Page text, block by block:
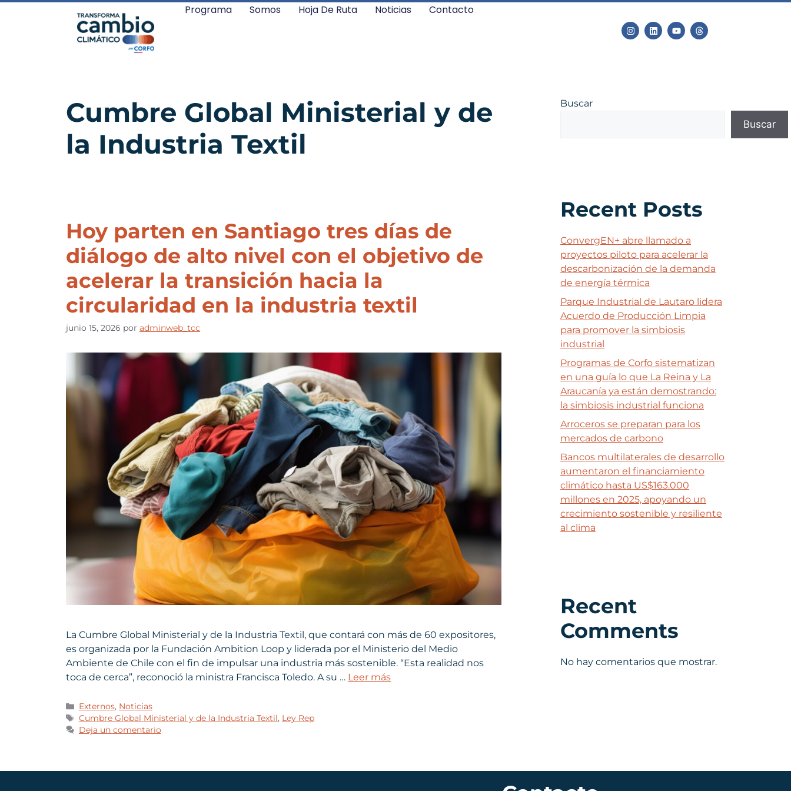
Programa Somos Hoja De Ruta Noticias Contacto
Cumbre Global Ministerial y de
la Industria Textil
Hoy parten en Santiago tres días de
diálogo de alto nivel con el objetivo de
acelerar la transición hacia la
circularidad en la industria textil
junio 15, 2026 por adminweb_tcc
La Cumbre Global Ministerial y de la Industria Textil, que contará con más de 60 expositores,
es organizada por la Fundación Ambition Loop y liderada por el Ministerio del Medio
Ambiente de Chile con el fin de impulsar una industria más sostenible. “Esta realidad nos
toca de cerca”, reconoció la ministra Francisca Toledo. A su … Leer más
Externos, Noticias
Cumbre Global Ministerial y de la Industria Textil, Ley Rep
Deja un comentario
Buscar
Buscar
Recent Posts
ConvergEN+ abre llamado a
proyectos piloto para acelerar la
descarbonización de la demanda
de energía térmica
Parque Industrial de Lautaro lidera
Acuerdo de Producción Limpia
para promover la simbiosis
industrial
Programas de Corfo sistematizan
en una guía lo que La Reina y La
Araucanía ya están demostrando:
la simbiosis industrial funciona
Arroceros se preparan para los
mercados de carbono
Bancos multilaterales de desarrollo
aumentaron el financiamiento
climático hasta US$163.000
millones en 2025, apoyando un
crecimiento sostenible y resiliente
al clima
Recent
Comments
No hay comentarios que mostrar.